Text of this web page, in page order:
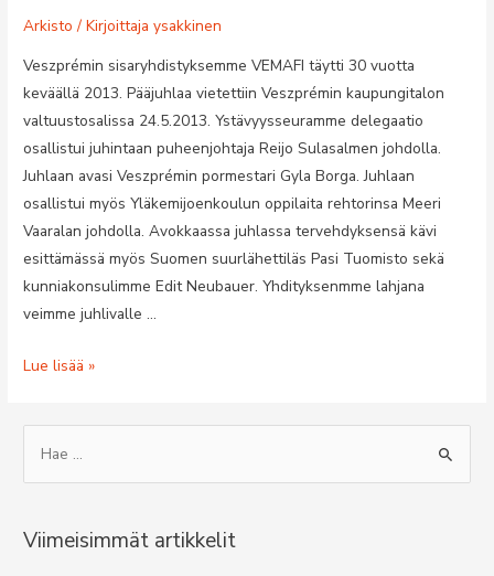
Arkisto / Kirjoittajaysakkinen
Veszprémin sisaryhdistyksemme VEMAFI täytti 30 vuotta
keväällä 2013. Pääjuhlaa vietettiin Veszprémin kaupungitalon
valtuustosalissa 24.5.2013. Ystävyysseuramme delegaatio
osallistui juhintaan puheenjohtaja Reijo Sulasalmen johdolla.
Juhlaan avasi Veszprémin pormestari Gyla Borga. Juhlaan
osallistui myös Yläkemijoenkoulun oppilaita rehtorinsa Meeri
Vaaralan johdolla. Avokkaassa juhlassa tervehdyksensä kävi
esittämässä myös Suomen suurlähettiläs Pasi Tuomisto sekä
kunniakonsulimme Edit Neubauer. Yhdityksenmme lahjana
veimme juhlivalle …
VESZPRÉMIN
SUOMI
YSTÄVYYSSEURA
VUOTTA
Lue lisää »
rViimeisimmät artikkelit